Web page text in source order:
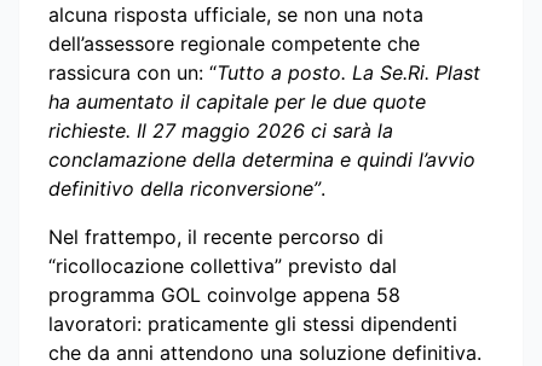
alcuna risposta ufficiale, se non una nota
dell’assessore regionale competente che
rassicura con un: “Tutto a posto. La Se.Ri. Plast
ha aumentato il capitale per le due quote
richieste. Il 27 maggio 2026 ci sarà la
conclamazione della determina e quindi l’avvio
definitivo della riconversione”.
Nel frattempo, il recente percorso di
“ricollocazione collettiva” previsto dal
programma GOL coinvolge appena 58
lavoratori: praticamente gli stessi dipendenti
che da anni attendono una soluzione definitiva.